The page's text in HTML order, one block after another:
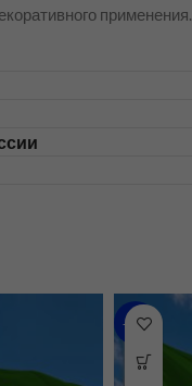
применения.
-35%